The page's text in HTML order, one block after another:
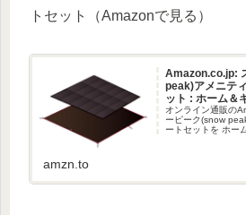
トセット（Amazonで見る）
Amazon.co.jp:
peak)アメニテ
ット : ホーム＆
オンライン通販の
ーピーク(snow
ートセットを ホー
amzn.to